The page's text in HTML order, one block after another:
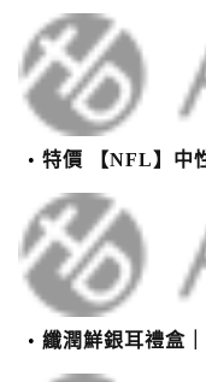
特價 【NFL】中
纖潤鮮銀耳禮盒